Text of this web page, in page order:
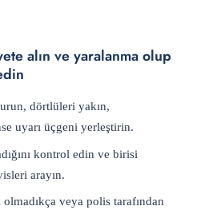
alın ve yaralanma olup
dörtlüleri yakın,
uyarı üçgeni yerleştirin.
kontrol edin ve birisi
arayın.
veya polis tarafından